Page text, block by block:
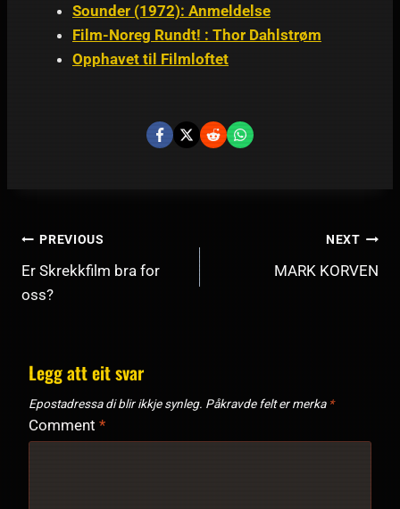
Sounder (1972): Anmeldelse
Film-Noreg Rundt! : Thor Dahlstrøm
Opphavet til Filmloftet
INNLEGGSNAVIGERING
PREVIOUS
Er Skrekkfilm bra for
oss?
NEXT
MARK KORVEN
Legg att eit svar
Epostadressa di blir ikkje synleg. Påkravde felt er merka *
Comment *